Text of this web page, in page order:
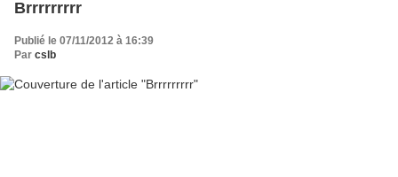
Brrrrrrrrr
Publié le 07/11/2012 à 16:39
Par cslb